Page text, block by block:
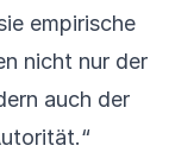
empirische
nicht nur der
auch der